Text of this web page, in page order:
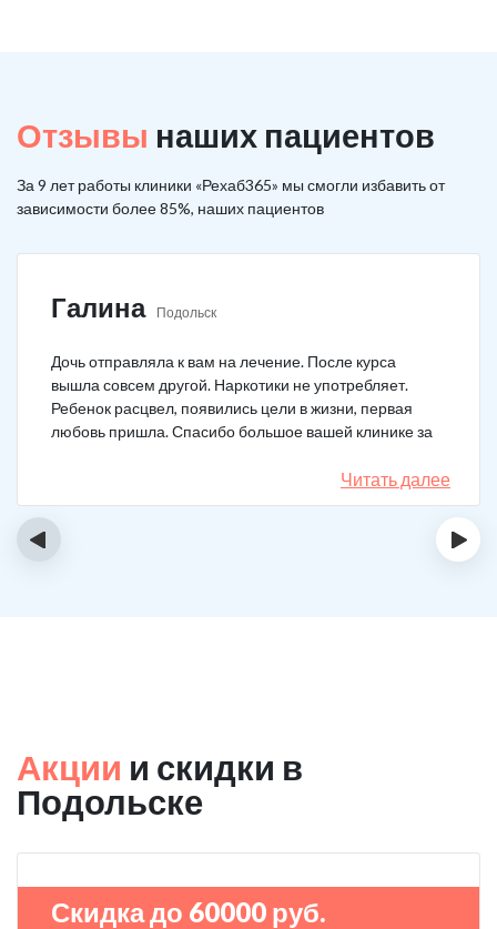
Отзывы наших пациентов
За 9 лет работы клиники «Рехаб365» мы смогли избавить от
зависимости более 85%, наших пациентов
Галина Подольск
Дочь отправляла к вам на лечение. После курса
вышла совсем другой. Наркотики не употребляет.
Ребенок расцвел, появились цели в жизни, первая
любовь пришла. Спасибо большое вашей клинике за
Читать далее
‹ ›
Акции и скидки в
Подольске
Скидка до 60000 руб.